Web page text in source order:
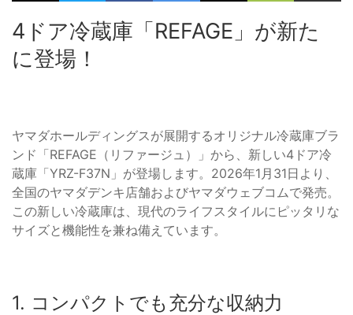
4ドア冷蔵庫「REFAGE」が新た
に登場！
ヤマダホールディングスが展開するオリジナル冷蔵庫ブラ
ンド「REFAGE（リファージュ）」から、新しい4ドア冷
蔵庫「YRZ-F37N」が登場します。2026年1月31日より、
全国のヤマダデンキ店舗およびヤマダウェブコムで発売。
この新しい冷蔵庫は、現代のライフスタイルにピッタリな
サイズと機能性を兼ね備えています。
1. コンパクトでも充分な収納力